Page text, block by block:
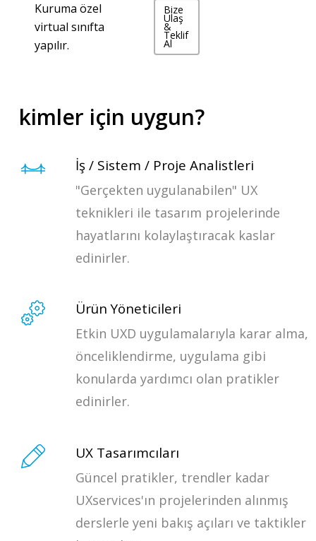
Kuruma özel
virtual sınıfta
yapılır.
Bize
Ulaş
&
Teklif
Al
kimler için uygun?
İş / Sistem / Proje Analistleri
"Gerçekten uygulanabilen" UX
teknikleri ile tasarım projelerinde
hayatlarını kolaylaştıracak kaslar
edinirler.
Ürün Yöneticileri
Etkin UXD uygulamalarıyla karar alma,
önceliklendirme, uygulama gibi
konularda yardımcı olan pratikler
edinirler.
UX Tasarımcıları
Güncel pratikler, trendler kadar
UXservices'ın projelerinden alınmış
derslerle yeni bakış açıları ve taktikler